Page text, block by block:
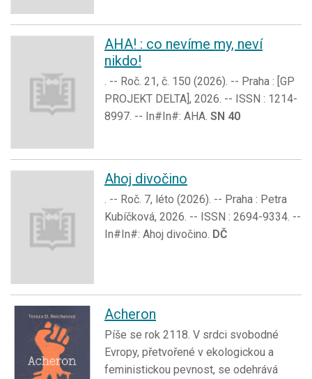
AHA! : co nevíme my, neví
nikdo!
. -- Roč. 21, č. 150 (2026). -- Praha : [GP
PROJEKT DELTA], 2026. -- ISSN : 1214-
8997. -- In#In#: AHA. SN 40
Ahoj divočino
. -- Roč. 7, léto (2026). -- Praha : Petra
Kubíčková, 2026. -- ISSN : 2694-9334. --
In#In#: Ahoj divočino. DČ
Acheron
Píše se rok 2118. V srdci svobodné
Evropy, přetvořené v ekologickou a
feministickou pevnost, se odehrává